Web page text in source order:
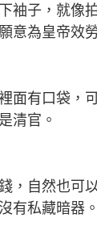
袖子，就像
意為皇帝效
面有口袋，
清官。
，自然也可
有私藏暗器。